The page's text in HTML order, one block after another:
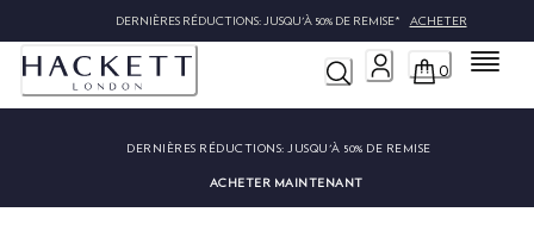
DERNIÈRES RÉDUCTIONS: JUSQU'À 50% DE REMISE* ACHETER
0 Menu
DERNIÈRES RÉDUCTIONS: JUSQU'À 50% DE REMISE
ACHETER MAINTENANT